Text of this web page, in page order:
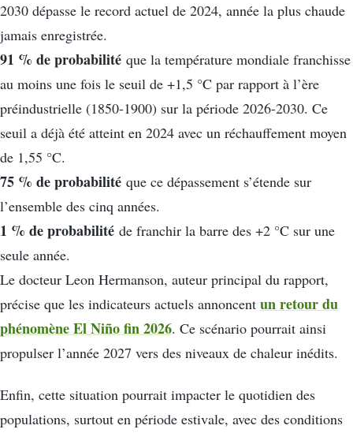
2030 dépasse le record actuel de 2024, année la plus chaude
jamais enregistrée.
91 % de probabilité que la température mondiale franchisse
au moins une fois le seuil de +1,5 °C par rapport à l’ère
préindustrielle (1850-1900) sur la période 2026-2030. Ce
seuil a déjà été atteint en 2024 avec un réchauffement moyen
de 1,55 °C.
75 % de probabilité que ce dépassement s’étende sur
l’ensemble des cinq années.
1 % de probabilité de franchir la barre des +2 °C sur une
seule année.
Le docteur Leon Hermanson, auteur principal du rapport,
précise que les indicateurs actuels annoncent un retour du
phénomène El Niño fin 2026. Ce scénario pourrait ainsi
propulser l’année 2027 vers des niveaux de chaleur inédits.
Enfin, cette situation pourrait impacter le quotidien des
populations, surtout en période estivale, avec des conditions